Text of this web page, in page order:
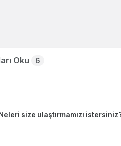
Oku 6
size ulaştırmamızı